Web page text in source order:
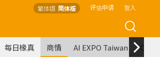
繁体版 简体版 评估申请 登入
每日椽真 商情 AI EXPO Taiwan